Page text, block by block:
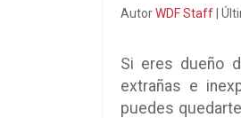
AutorWDF Staff|
Si eres dueño
extrañas e
puedes